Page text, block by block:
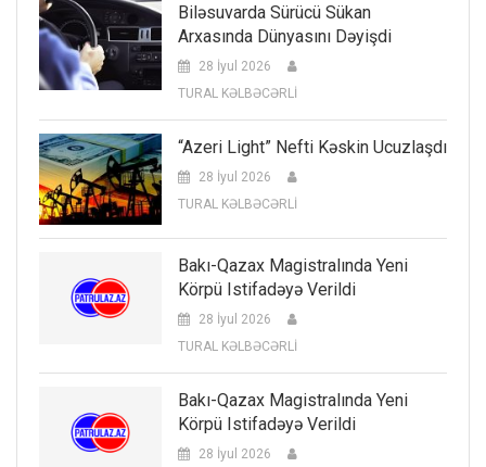
Biləsuvarda Sürücü Sükan
Arxasında Dünyasını Dəyişdi
28 İyul 2026
TURAL KƏLBƏCƏRLİ
“Azeri Light” Nefti Kəskin Ucuzlaşdı
28 İyul 2026
TURAL KƏLBƏCƏRLİ
Bakı-Qazax Magistralında Yeni
Körpü Istifadəyə Verildi
28 İyul 2026
TURAL KƏLBƏCƏRLİ
Bakı-Qazax Magistralında Yeni
Körpü Istifadəyə Verildi
28 İyul 2026